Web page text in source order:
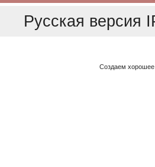
Русская версия
Создаем